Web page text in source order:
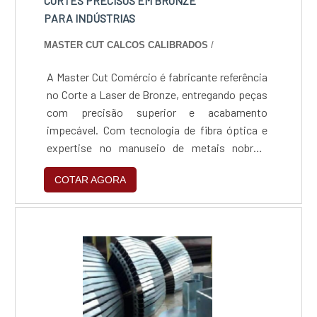
PARA INDÚSTRIAS
MASTER CUT CALCOS CALIBRADOS /
A Master Cut Comércio é fabricante referência
no Corte a Laser de Bronze, entregando peças
com precisão superior e acabamento
impecável. Com tecnologia de fibra óptica e
expertise no manuseio de metais nobres,
transformamos chapas e perfis em
componentes industriais de alta performance
e peças decorativas complexas, unindo
pelos nossos clientes.
COTAR AGORA